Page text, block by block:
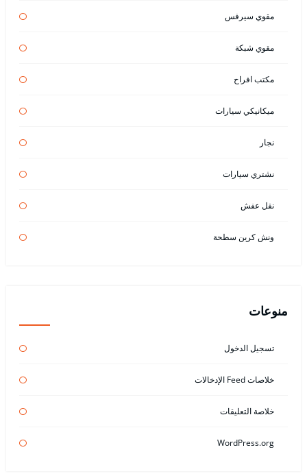
مقوي سيرفس
مقوي شبكة
مكتب افراح
ميكانيكي سيارات
نجار
نشتري سيارات
نقل عفش
ونش كرين سطحة
منوعات
تسجيل الدخول
خلاصات Feed الإدخالات
خلاصة التعليقات
WordPress.org